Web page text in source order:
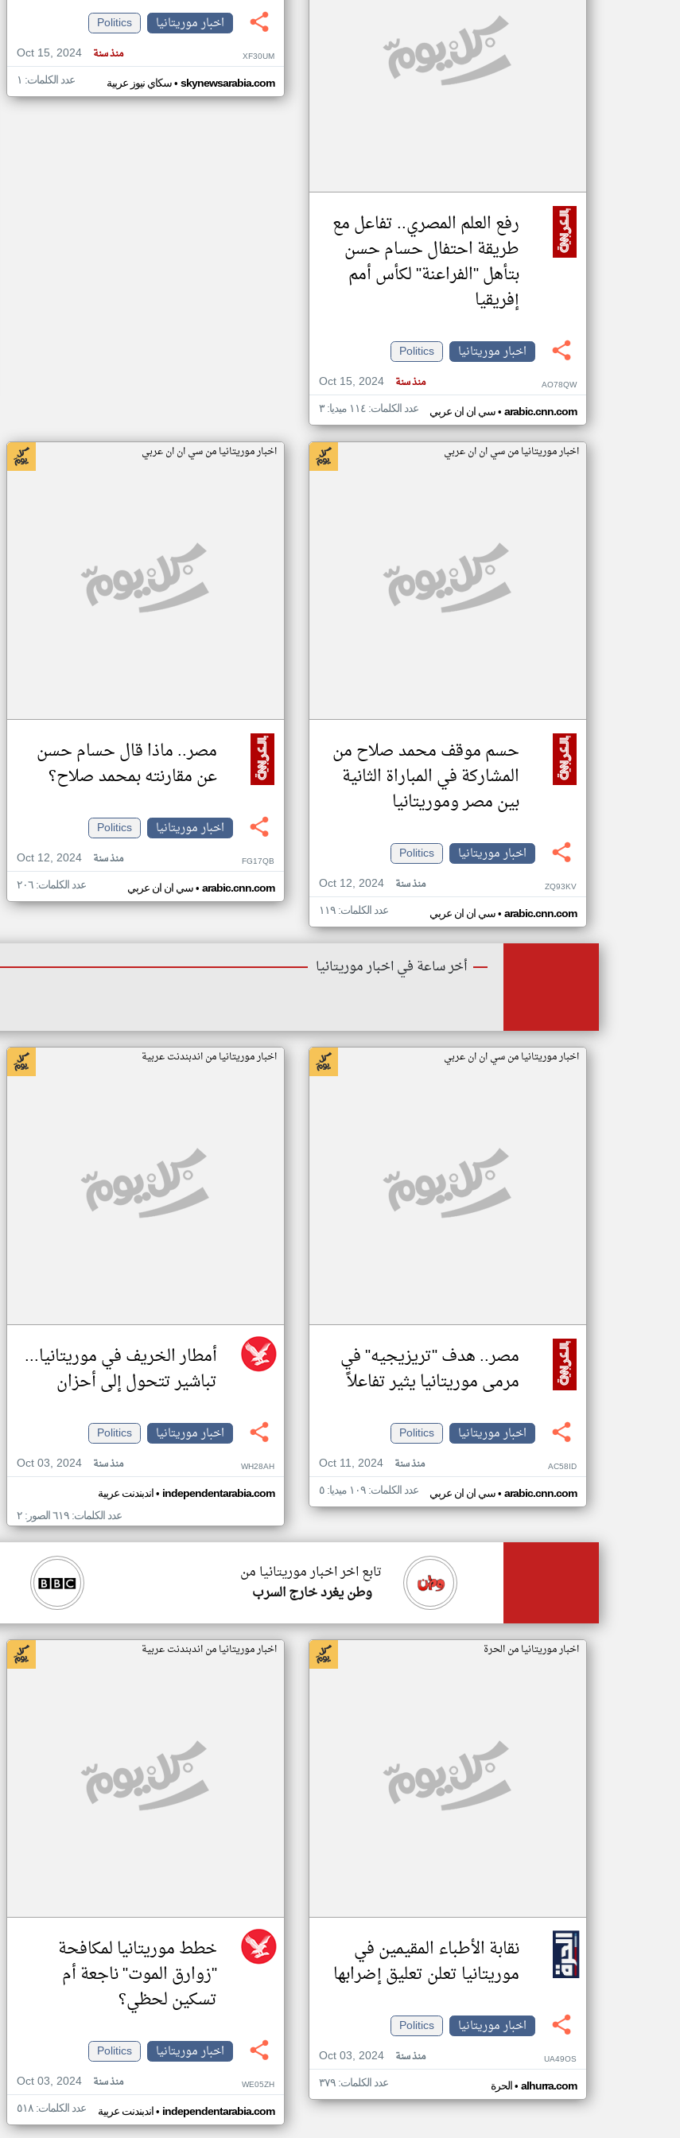
رفع العلم المصري.. تفاعل مع
طريقة احتفال حسام حسن
بتأهل "الفراعنة" لكأس أمم
إفريقيا
اخبار موريتانيا
Politics
Oct 15, 2024
منذ سنة AO78QW
سي ان ان عربي• arabic.cnn.com عدد الكلمات: ١١٤ ميديا: ٣
اخبار موريتانيا
Politics
Oct 15, 2024
منذ سنة XF30UM
سكاي نيوز عربية• skynewsarabia.com عدد الكلمات: ١
اخبار موريتانيا من سي ان ان عربي
حسم موقف محمد صلاح من
المشاركة في المباراة الثانية
بين مصر وموريتانيا
اخبار موريتانيا
Politics
Oct 12, 2024
منذ سنة ZQ93KV
سي ان ان عربي• arabic.cnn.com عدد الكلمات: ١١٩
اخبار موريتانيا من سي ان ان عربي
مصر.. ماذا قال حسام حسن
عن مقارنته بمحمد صلاح؟
اخبار موريتانيا
Politics
Oct 12, 2024
منذ سنة FG17QB
سي ان ان عربي• arabic.cnn.com عدد الكلمات: ٢٠٦
أخر ساعة في اخبار موريتانيا
اخبار موريتانيا من سي ان ان عربي
مصر.. هدف "تريزيجيه" في
مرمى موريتانيا يثير تفاعلاً
اخبار موريتانيا
Politics
Oct 11, 2024
منذ سنة AC58ID
سي ان ان عربي• arabic.cnn.com عدد الكلمات: ١٠٩ ميديا: ٥
اخبار موريتانيا من اندبندنت عربية
أمطار الخريف في موريتانيا...
تباشير تتحول إلى أحزان
اخبار موريتانيا
Politics
Oct 03, 2024
منذ سنة WH28AH
اندبندنت عربية• independentarabia.com
عدد الكلمات: ٦١٩ الصور: ٢
تابع اخر اخبار موريتانيا من
وطن يغرد خارج السرب
اخبار موريتانيا من الحرة
نقابة الأطباء المقيمين في
موريتانيا تعلن تعليق إضرابها
اخبار موريتانيا
Politics
Oct 03, 2024
منذ سنة UA49OS
الحرة• alhurra.com عدد الكلمات: ٣٧٩
اخبار موريتانيا من اندبندنت عربية
خطط موريتانيا لمكافحة
"زوارق الموت" ناجعة أم
تسكين لحظي؟
اخبار موريتانيا
Politics
Oct 03, 2024
منذ سنة WE05ZH
اندبندنت عربية• independentarabia.com عدد الكلمات: ٥١٨